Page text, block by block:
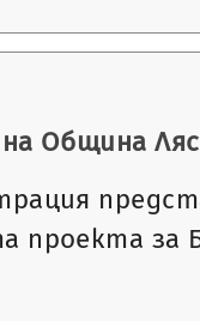
Община
проекта